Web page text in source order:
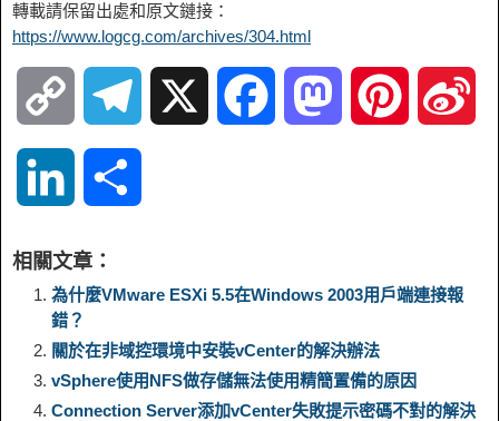
轉載請保留出處和原文鏈接：
https://www.logcg.com/archives/304.html
o
y
L
i r o d r
n
k
e
a
r
e
相關文章：
為什麼VMware ESXi 5.5在Windows 2003用戶端連接報
錯？
關於在非域控環境中安裝vCenter的解決辦法
vSphere使用NFS做存儲無法使用精簡置備的原因
Connection Server添加vCenter失敗提示密碼不對的解決